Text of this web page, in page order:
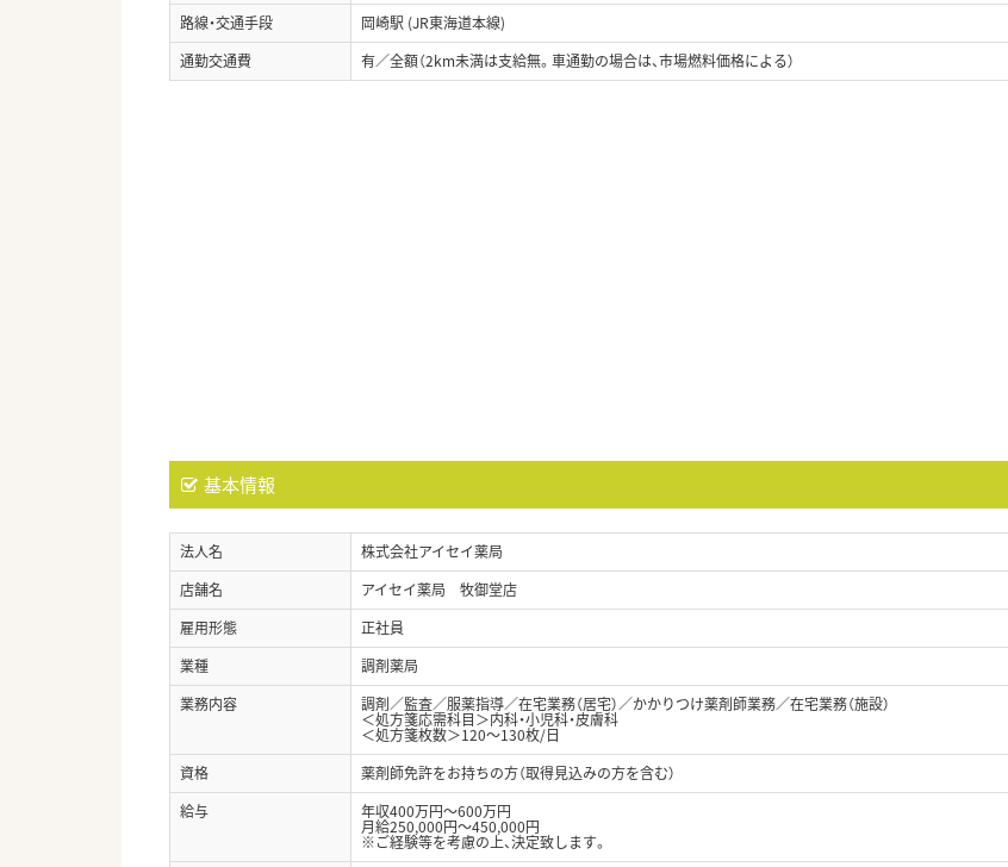
路線・交通手段
岡崎駅 (JR東海道本線)
通勤交通費
有／全額（2km未満は支給無。車通勤の場合は、市場燃料価格による）
基本情報
法人名
株式会社アイセイ薬局
店舗名
アイセイ薬局 牧御堂店
雇用形態
正社員
業種
調剤薬局
業務内容
調剤／監査／服薬指導／在宅業務（居宅）／かかりつけ薬剤師業務／在宅業務（施設）
＜処方箋応需科目＞内科・小児科・皮膚科
＜処方箋枚数＞120～130枚/日
資格
薬剤師免許をお持ちの方（取得見込みの方を含む）
給与
年収400万円～600万円
月給250,000円～450,000円
※ご経験等を考慮の上、決定致します。